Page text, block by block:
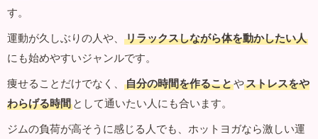
す。
運動が久しぶりの人や、
リラックスしながら体を動かしたい人
にも始めやすいジャンルです。
痩せることだけでなく、
自分の時間を作ることやストレスをや
わらげる時間 として通いたい人にも合います。
ジムの負荷が高そうに感じる人でも、ホットヨガなら激しい運